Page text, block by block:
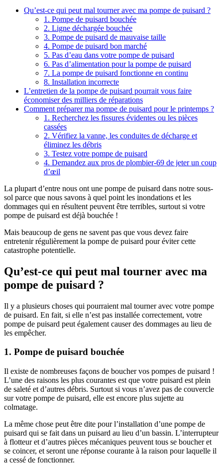
Qu’est-ce qui peut mal tourner avec ma pompe de puisard ?
1. Pompe de puisard bouchée
2. Ligne déchargée bouchée
3. Pompe de puisard de mauvaise taille
4. Pompe de puisard bon marché
5. Pas d’eau dans votre pompe de puisard
6. Pas d’alimentation pour la pompe de puisard
7. La pompe de puisard fonctionne en continu
8. Installation incorrecte
L’entretien de la pompe de puisard pourrait vous faire
économiser des milliers de réparations
Comment préparer ma pompe de puisard pour le printemps ?
1. Recherchez les fissures évidentes ou les pièces
cassées
2. Vérifiez la vanne, les conduites de décharge et
éliminez les débris
3. Testez votre pompe de puisard
4. Demandez aux pros de plombier-69 de jeter un coup
d’œil
La plupart d’entre nous ont une pompe de puisard dans notre sous-
sol parce que nous savons à quel point les inondations et les
dommages qui en résultent peuvent être terribles, surtout si votre
pompe de puisard est déjà bouchée !
Mais beaucoup de gens ne savent pas que vous devez faire
entretenir régulièrement la pompe de puisard pour éviter cette
catastrophe potentielle.
Qu’est-ce qui peut mal tourner avec ma
pompe de puisard ?
Il y a plusieurs choses qui pourraient mal tourner avec votre pompe
de puisard. En fait, si elle n’est pas installée correctement, votre
pompe de puisard peut également causer des dommages au lieu de
les empêcher.
1. Pompe de puisard bouchée
Il existe de nombreuses façons de boucher vos pompes de puisard !
L’une des raisons les plus courantes est que votre puisard est plein
de saleté et d’autres débris. Surtout si vous n’avez pas de couvercle
sur votre pompe de puisard, elle est encore plus sujette au
colmatage.
La même chose peut être dite pour l’installation d’une pompe de
puisard qui se fait dans un puisard au lieu d’un bassin. L’interrupteur
à flotteur et d’autres pièces mécaniques peuvent tous se boucher et
se coincer, et seront une réponse courante à la raison pour laquelle il
a cessé de fonctionner.